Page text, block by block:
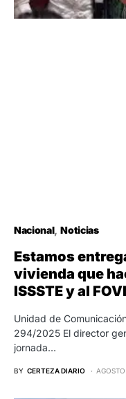
Nacional Noticias
Estamos
vivienda que
ISSSTE y al
Unidad de
294/2025 El director
jornada…
BY CERTEZA DIARIO